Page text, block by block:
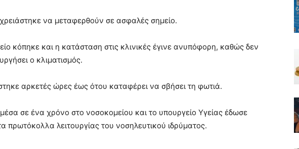
να μεταφερθούν σε ασφαλές σημείο.
κόπηκε και η κατάσταση στις κλινικές έγινε ανυπόφορη, καθώς δεν
ο κλιματισμός.
αρκετές ώρες έως ότου καταφέρει να σβήσει τη φωτιά.
σε ένα χρόνο στο νοσοκομείου και το υπουργείο Υγείας έδωσε
πρωτόκολλα λειτουργίας του νοσηλευτικού ιδρύματος.